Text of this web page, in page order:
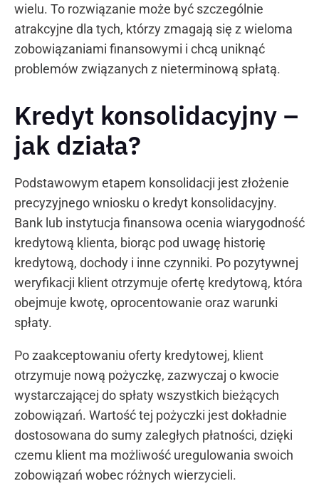
wielu. To rozwiązanie może być szczególnie
atrakcyjne dla tych, którzy zmagają się z wieloma
zobowiązaniami finansowymi i chcą uniknąć
problemów związanych z nieterminową spłatą.
Kredyt konsolidacyjny –
jak działa?
Podstawowym etapem konsolidacji jest złożenie
precyzyjnego wniosku o kredyt konsolidacyjny.
Bank lub instytucja finansowa ocenia wiarygodność
kredytową klienta, biorąc pod uwagę historię
kredytową, dochody i inne czynniki. Po pozytywnej
weryfikacji klient otrzymuje ofertę kredytową, która
obejmuje kwotę, oprocentowanie oraz warunki
spłaty.
Po zaakceptowaniu oferty kredytowej, klient
otrzymuje nową pożyczkę, zazwyczaj o kwocie
wystarczającej do spłaty wszystkich bieżących
zobowiązań. Wartość tej pożyczki jest dokładnie
dostosowana do sumy zaległych płatności, dzięki
czemu klient ma możliwość uregulowania swoich
zobowiązań wobec różnych wierzycieli.